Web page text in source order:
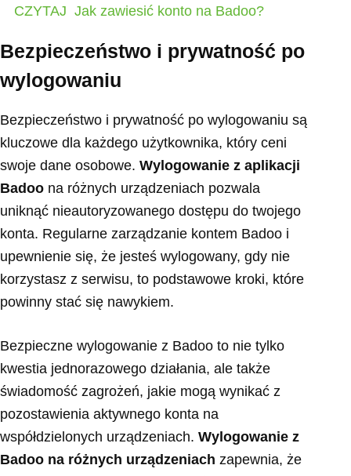
CZYTAJ Jak zawiesić konto na Badoo?
Bezpieczeństwo i prywatność po
wylogowaniu
Bezpieczeństwo i prywatność po wylogowaniu są
kluczowe dla każdego użytkownika, który ceni
swoje dane osobowe. Wylogowanie z aplikacji
Badoo na różnych urządzeniach pozwala
uniknąć nieautoryzowanego dostępu do twojego
konta. Regularne zarządzanie kontem Badoo i
upewnienie się, że jesteś wylogowany, gdy nie
korzystasz z serwisu, to podstawowe kroki, które
powinny stać się nawykiem.
Bezpieczne wylogowanie z Badoo to nie tylko
kwestia jednorazowego działania, ale także
świadomość zagrożeń, jakie mogą wynikać z
pozostawienia aktywnego konta na
współdzielonych urządzeniach. Wylogowanie z
Badoo na różnych urządzeniach zapewnia, że